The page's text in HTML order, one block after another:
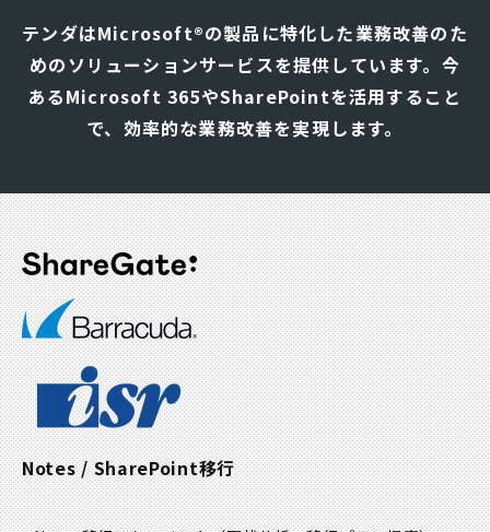
ナ
ビ
ゲ
ー
テンダはMicrosoft®の製品に特化した業務改善のた
めのソリューションサービスを提供しています。 今
あるMicrosoft 365やSharePointを活用すること
で、効率的な業務改善を実現します。
Notes / SharePoint移行